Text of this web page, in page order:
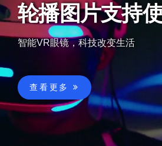
轮播图片支持
智能VR眼镜，科技改变生活
查看更多